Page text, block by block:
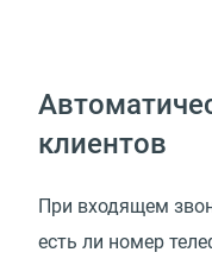
клиентов
При входящем
есть ли номер